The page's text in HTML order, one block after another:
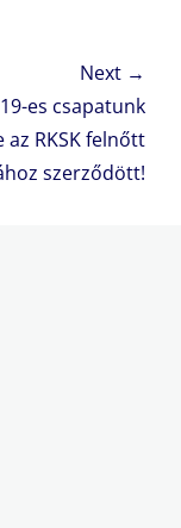
Next →
es csapatunk
az RKSK felnőtt
szerződött!